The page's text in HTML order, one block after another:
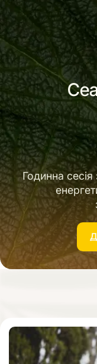
Годинна сесія